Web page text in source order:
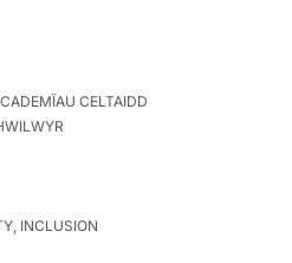
CELTAIDD
INCLUSION